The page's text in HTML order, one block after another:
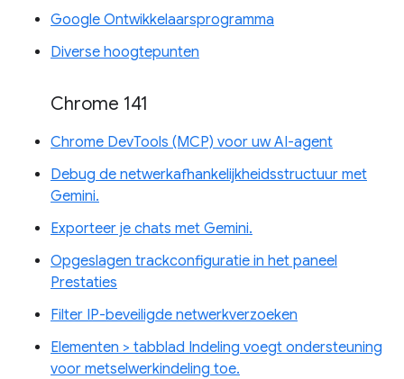
Google Ontwikkelaarsprogramma
Diverse hoogtepunten
Chrome 141
Chrome DevTools (MCP) voor uw AI-agent
Debug de netwerkafhankelijkheidsstructuur met
Gemini.
Exporteer je chats met Gemini.
Opgeslagen trackconfiguratie in het paneel
Prestaties
Filter IP-beveiligde netwerkverzoeken
Elementen > tabblad Indeling voegt ondersteuning
voor metselwerkindeling toe.